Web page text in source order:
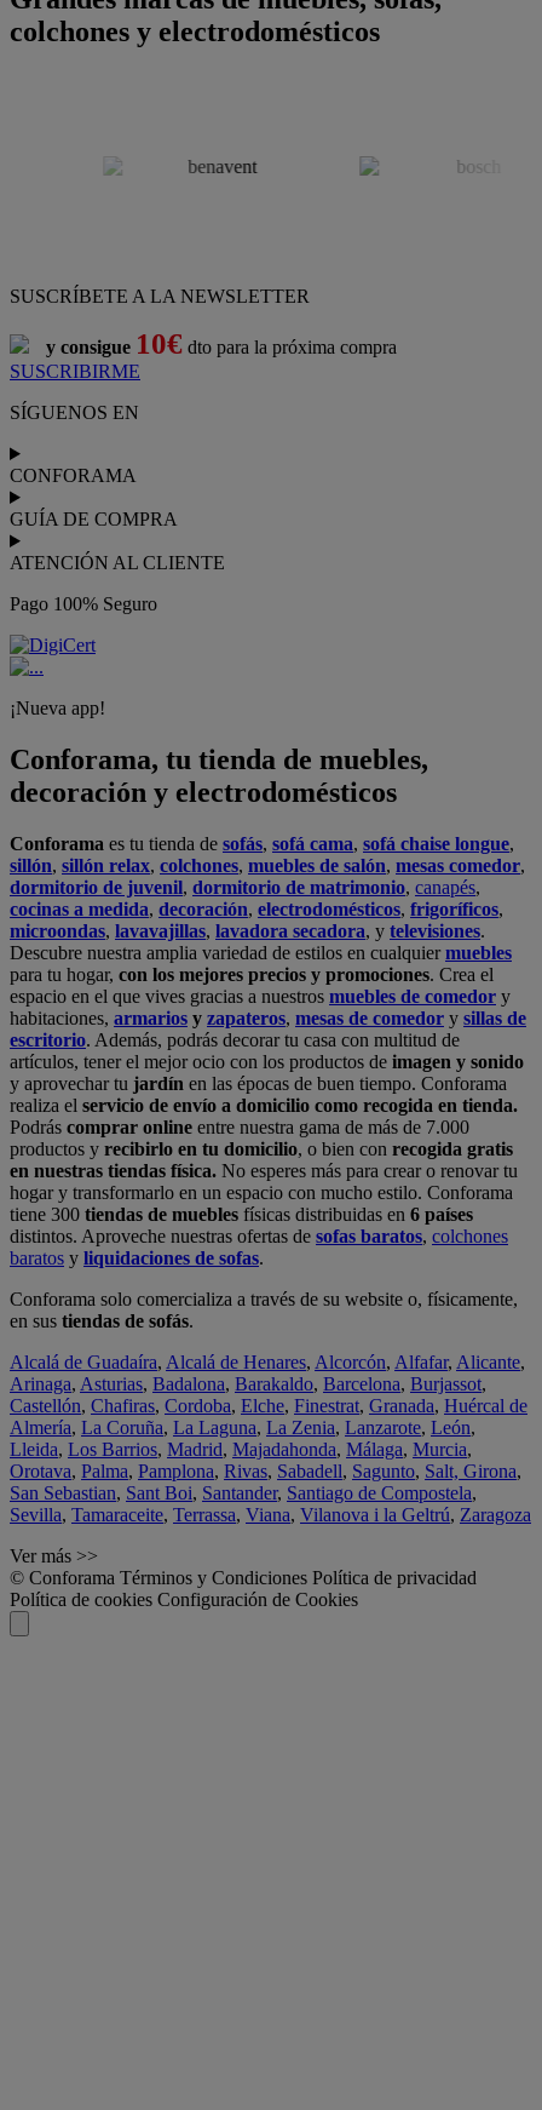
colchones y electrodomésticos
SUSCRÍBETE A LA NEWSLETTER
y consigue 10€ dto para la próxima compra
SUSCRIBIRME
SÍGUENOS EN
CONFORAMA
GUÍA DE COMPRA
ATENCIÓN AL CLIENTE
Pago 100% Seguro
¡Nueva app!
Conforama, tu tienda de muebles,
decoración y electrodomésticos
Conforama es tu tienda de sofás, sofá cama, sofá chaise longue,
sillón, sillón relax, colchones, muebles de salón, mesas comedor,
dormitorio de juvenil, dormitorio de matrimonio, canapés,
cocinas a medida, decoración, electrodomésticos, frigoríficos,
microondas, lavavajillas, lavadora secadora, y televisiones.
Descubre nuestra amplia variedad de estilos en cualquiermuebles
para tu hogar, con los mejores precios y promociones. Crea el
espacio en el que vives gracias a nuestros muebles de comedor y
habitaciones, armarios y zapateros, mesas de comedor y sillas de
escritorio. Además, podrás decorar tu casa con multitud de
artículos, tener el mejor ocio con los productos de imagen y sonido
y aprovechar tu jardín en las épocas de buen tiempo. Conforama
realiza el servicio de envío a domicilio como recogida en tienda.
Podrás comprar online entre nuestra gama de más de 7.000
productos y recibirlo en tu domicilio, o bien con recogida gratis
en nuestras tiendas física. No esperes más para crear o renovar tu
hogar y transformarlo en un espacio con mucho estilo. Conforama
tiene 300 tiendas de muebles físicas distribuidas en 6 países
distintos. Aproveche nuestras ofertas de sofas baratos, colchones
baratos y liquidaciones de sofas.
Conforama solo comercializa a través de su website o, físicamente,
en sus tiendas de sofás.
Alcalá de Guadaíra, Alcalá de Henares, Alcorcón, Alfafar, Alicante,
Arinaga, Asturias, Badalona, Barakaldo, Barcelona, Burjassot,
Castellón, Chafiras, Cordoba, Elche, Finestrat, Granada, Huércal de
Almería, La Coruña, La Laguna, La Zenia, Lanzarote, León,
Lleida, Los Barrios, Madrid, Majadahonda, Málaga, Murcia,
Orotava, Palma, Pamplona, Rivas, Sabadell, Sagunto, Salt, Girona,
San Sebastian, Sant Boi, Santander, Santiago de Compostela,
Sevilla, Tamaraceite, Terrassa, Viana, Vilanova i la Geltrú, Zaragoza
Ver más >>
© Conforama Términos y Condiciones Política de privacidad
Política de cookies Configuración de Cookies